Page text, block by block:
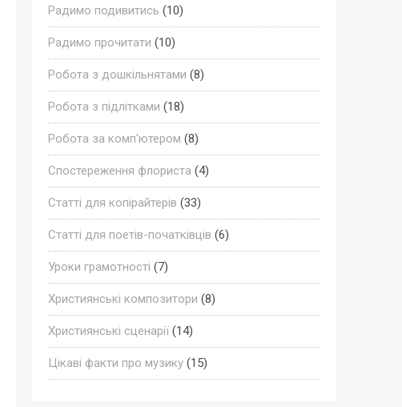
Радимо подивитись (10)
Радимо прочитати (10)
Робота з дошкільнятами (8)
Робота з підлітками (18)
Робота за комп'ютером (8)
Спостереження флориста (4)
Статті для копірайтерів (33)
Статті для поетів-початківців (6)
Уроки грамотності (7)
Християнські композитори (8)
Християнські сценарії(14)
Цікаві факти про музику(15)